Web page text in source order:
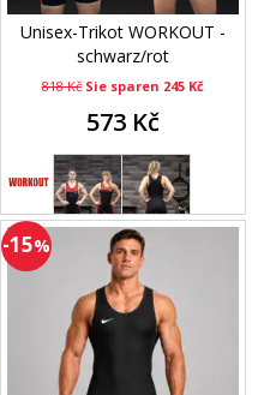
Unisex-Trikot WORKOUT -
schwarz/rot
818 Kč Sie sparen 245 Kč
573 Kč
-15%